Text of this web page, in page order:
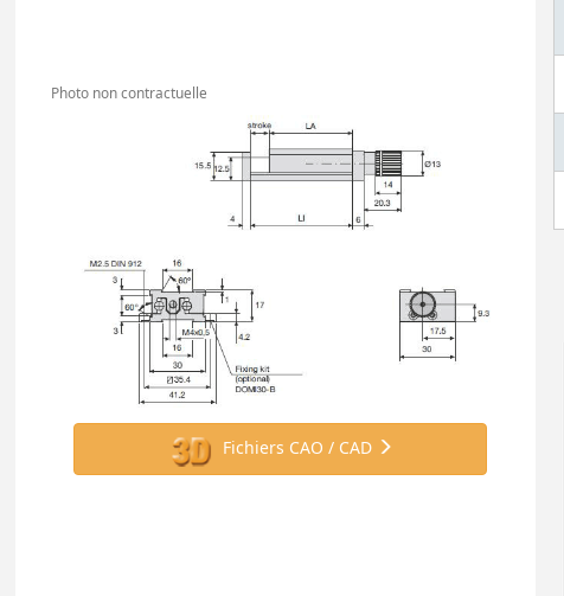
Photo non contractuelle
Fichiers CAO / CAD